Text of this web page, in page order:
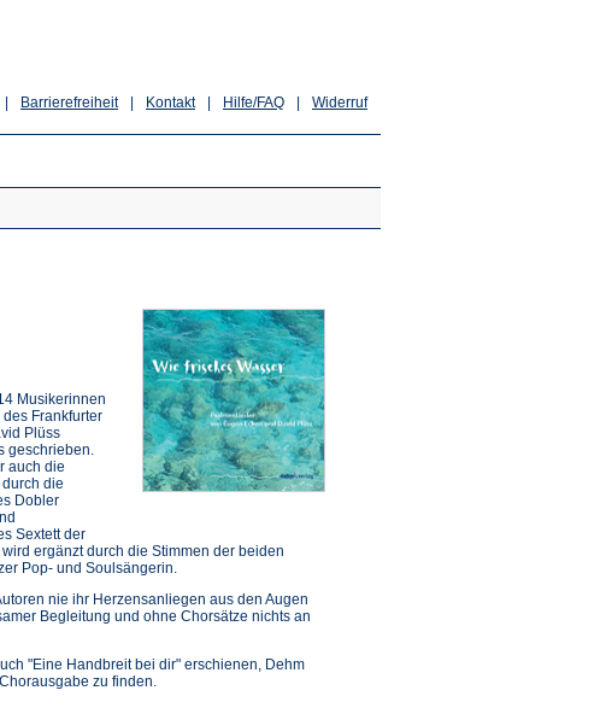
Widerruf
Hilfe/FAQ
Kontakt
Barrierefreiheit
Musikerinnen
Frankfurter
Plüss
geschrieben.
auch die
die
Dobler
Sextett der
ergänzt durch die Stimmen der beiden
Pop- und Soulsängerin.
nie ihr Herzensanliegen aus den Augen
Begleitung und ohne Chorsätze nichts an
"Eine Handbreit bei dir" erschienen, Dehm
zu finden.